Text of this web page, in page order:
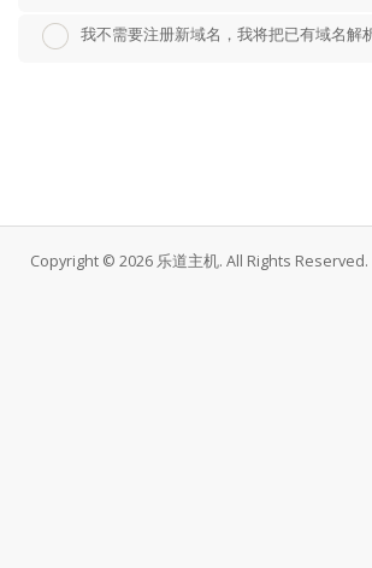
我不需要注册新域名，我将把已有域名解
Copyright © 2026 乐道主机. All Rights Reserved.